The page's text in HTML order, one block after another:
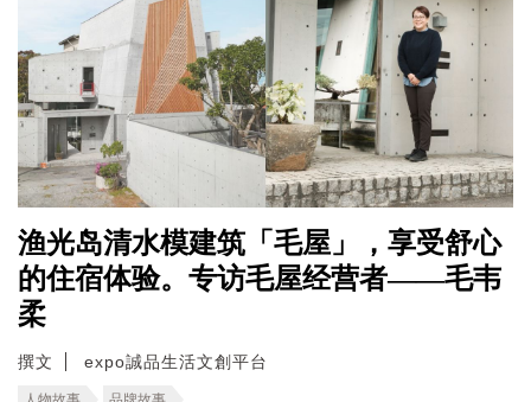
渔光岛清水模建筑「毛屋」，享受舒心
的住宿体验。专访毛屋经营者——毛韦
柔
撰文 expo誠品生活文創平台